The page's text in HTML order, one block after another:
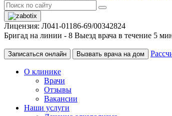
Лицензия: Л041-01186-69/00342824
Бригад на линии - 8 Выезд врача в течение 5
Записаться онлайн
Вызвать врача на дом
О клинике
Врачи
Отзывы
Вакансии
Наши услуги